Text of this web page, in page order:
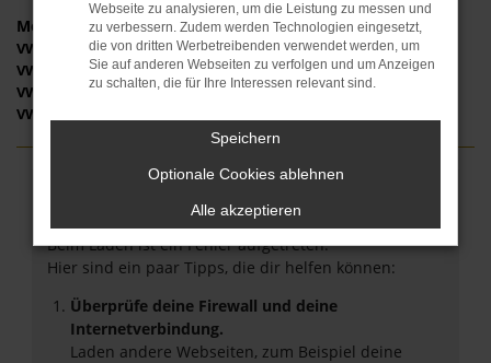
Modelle
VW Golf Gebrauchtwagen Neuburg
VW T-Roc Gebrauchtwagen Neuburg
VW Tiguan Gebrauchtwagen Neuburg
VW Touran Gebrauchtwagen Neuburg
Fehler: Network Error
Beim Laden ist ein Fehler aufgetreten.
Hier sind ein paar Tipps, die dir helfen können:
Überprüfe deine Firewall und deine
Internetverbindung.
Laden andere Webseiten, zum Beispiel deine
Webseite zu analysieren, um die Leistung zu messen und
zu verbessern. Zudem werden Technologien eingesetzt,
die von dritten Werbetreibenden verwendet werden, um
Sie auf anderen Webseiten zu verfolgen und um Anzeigen
zu schalten, die für Ihre Interessen relevant sind.
Speichern
Optionale Cookies ablehnen
Alle akzeptieren